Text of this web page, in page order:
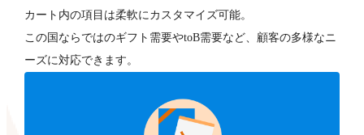
カート内の項目は柔軟にカスタマイズ可能。
この国ならではのギフト需要やtoB需要など、顧客の多様なニ
ーズに対応できます。